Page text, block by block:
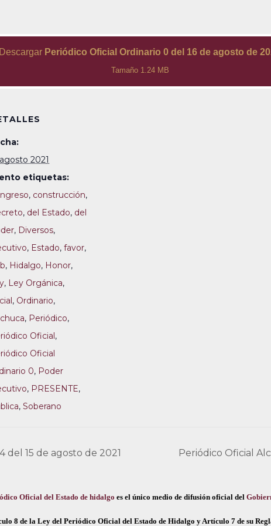
Descargar Periódico Oficial Ordinario 0 del 16 de agosto de
Tamaño 1.24 MB
2021
etiquetas:
, construcción,
, del Estado, del
, Diversos,
, Estado, favor,
, Hidalgo, Honor,
, Ley Orgánica,
, Ordinario,
, Periódico,
Oficial,
Oficial
0, Poder
, PRESENTE,
, Soberano
del 15 de agosto de 2021 Periódico Oficial
Oficial del Estado de hidalgo es el único medio de difusión oficial del
8 de la Ley del Periódico Oficial del Estado de Hidalgo y Artículo 7 de su